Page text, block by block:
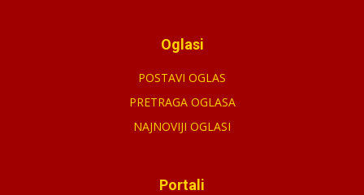
Oglasi
POSTAVI OGLAS
PRETRAGA OGLASA
NAJNOVIJI OGLASI
Portali